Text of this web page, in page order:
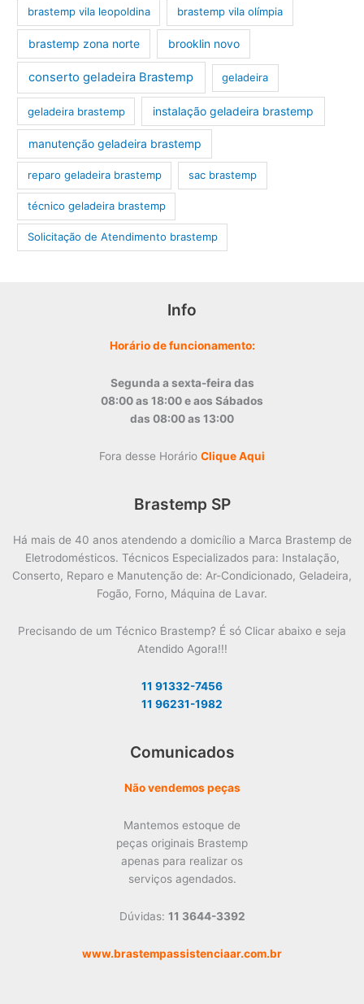
brastemp vila leopoldina brastemp vila olímpia
brastemp zona norte brooklin novo
conserto geladeira Brastemp geladeira
geladeira brastemp instalação geladeira brastemp
manutenção geladeira brastemp
reparo geladeira brastemp sac brastemp
técnico geladeira brastemp
‎Solicitação de Atendimento brastemp
Info
Horário de funcionamento:
Segunda a sexta-feira das
08:00 as 18:00 e aos Sábados
das 08:00 as 13:00
Fora desse Horário Clique Aqui
Brastemp SP
Há mais de 40 anos atendendo a domicílio a Marca Brastemp de
Eletrodomésticos. Técnicos Especializados para: Instalação,
Conserto, Reparo e Manutenção de: Ar-Condicionado, Geladeira,
Fogão, Forno, Máquina de Lavar.
Precisando de um Técnico Brastemp? É só Clicar abaixo e seja
Atendido Agora!!!
11 91332-7456
11 96231-1982
Comunicados
Não vendemos peças
Mantemos estoque de
peças originais Brastemp
apenas para realizar os
serviços agendados.
Dúvidas: 11 3644-3392
www.brastempassistenciaar.com.br